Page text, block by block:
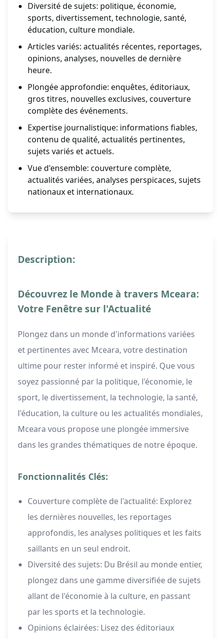
Diversité de sujets: politique, économie,
sports, divertissement, technologie, santé,
éducation, culture mondiale.
Articles variés: actualités récentes, reportages,
opinions, analyses, nouvelles de dernière
heure.
Plongée approfondie: enquêtes, éditoriaux,
gros titres, nouvelles exclusives, couverture
complète des événements.
Expertise journalistique: informations fiables,
contenu de qualité, actualités pertinentes,
sujets variés et actuels.
Vue d'ensemble: couverture complète,
actualités variées, analyses perspicaces, sujets
nationaux et internationaux.
Description:
Découvrez le Monde à travers Mceara:
Votre Fenêtre sur l'Actualité
Plongez dans un monde d'informations variées
et pertinentes avec Mceara, votre destination
ultime pour rester informé et inspiré. Que vous
soyez passionné par la politique, l'économie, le
sport, le divertissement, la technologie, la santé,
l'éducation, la culture ou les actualités mondiales,
Mceara vous propose une plongée immersive
dans les grandes thématiques de notre époque.
Fonctionnalités Clés:
Couverture complète de l'actualité: Explorez
les dernières nouvelles, les reportages
approfondis, les analyses politiques et les faits
saillants en un seul endroit.
Diversité des sujets: Du Brésil au monde entier,
plongez dans une gamme diversifiée de sujets
allant de l'économie à la culture, en passant
par les sports et la technologie.
Opinions éclairées: Lisez des éditoriaux